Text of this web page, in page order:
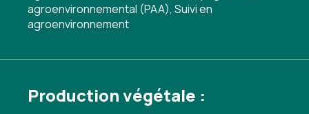
agroenvironnemental (PAA), Suivi en
agroenvironnement
Production végétale :